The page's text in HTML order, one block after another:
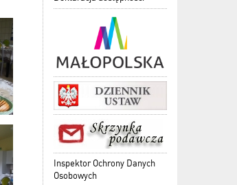
Inspektor Ochrony Danych
Osobowych